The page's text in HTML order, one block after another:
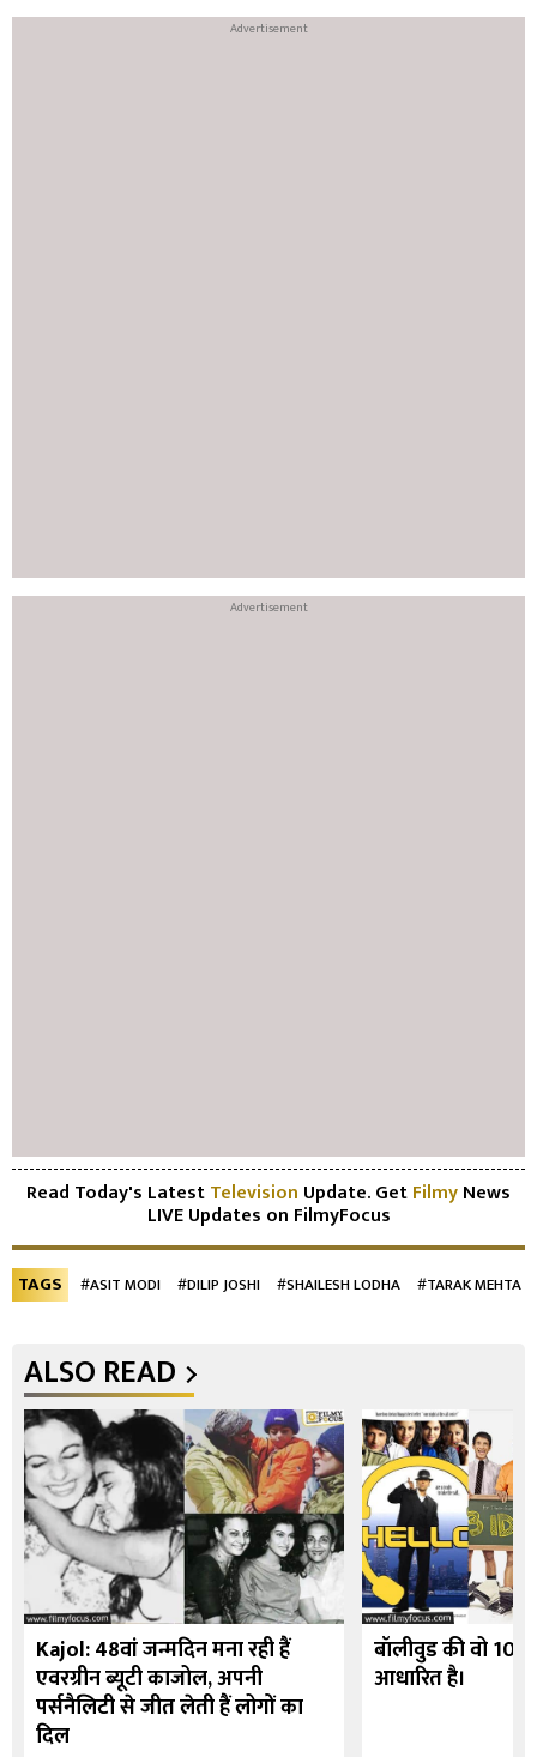
Read Today's LatestTelevision Update. GetFilmyNews
LIVE Updates on FilmyFocus
TAGS #ASIT MODI #DILIP JOSHI #SHAILESH LODHA #TARAK MEHTA
ALSO READ
Kajol: 48वां जन्मदिन मना रही हैं
एवरग्रीन ब्यूटी काजोल, अपनी
पर्सनैलिटी से जीत लेती हैं लोगों का
दिल
बॉलीवुड की वो 10
आधारित है।